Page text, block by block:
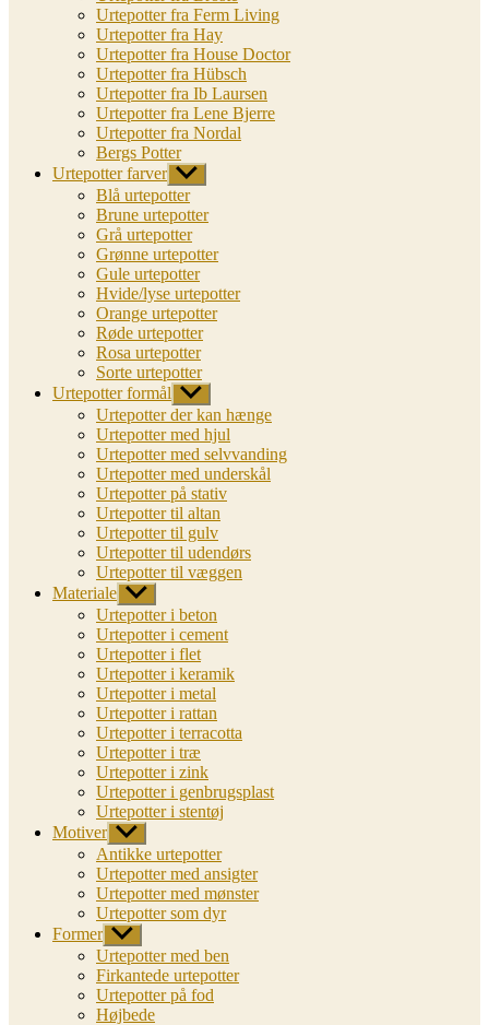
Urtepotter fra Ferm Living
Urtepotter fra Hay
Urtepotter fra House Doctor
Urtepotter fra Hübsch
Urtepotter fra Ib Laursen
Urtepotter fra Lene Bjerre
Urtepotter fra Nordal
Bergs Potter
Urtepotter farver Vis
undermenu
Blå urtepotter
Brune urtepotter
Grå urtepotter
Grønne urtepotter
Gule urtepotter
Hvide/lyse urtepotter
Orange urtepotter
Røde urtepotter
Rosa urtepotter
Sorte urtepotter
Urtepotter formål Vis
undermenu
Urtepotter der kan hænge
Urtepotter med hjul
Urtepotter med selvvanding
Urtepotter med underskål
Urtepotter på stativ
Urtepotter til altan
Urtepotter til gulv
Urtepotter til udendørs
Urtepotter til væggen
Materiale Vis
undermenu
Urtepotter i beton
Urtepotter i cement
Urtepotter i flet
Urtepotter i keramik
Urtepotter i metal
Urtepotter i rattan
Urtepotter i terracotta
Urtepotter i træ
Urtepotter i zink
Urtepotter i genbrugsplast
Urtepotter i stentøj
Motiver Vis
undermenu
Antikke urtepotter
Urtepotter med ansigter
Urtepotter med mønster
Urtepotter som dyr
Former Vis
undermenu
Urtepotter med ben
Firkantede urtepotter
Urtepotter på fod
Højbede